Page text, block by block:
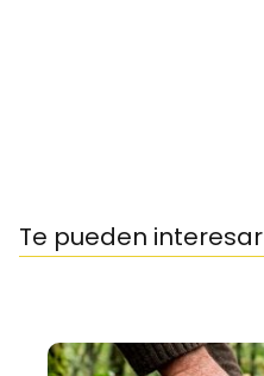
Te pueden interesar